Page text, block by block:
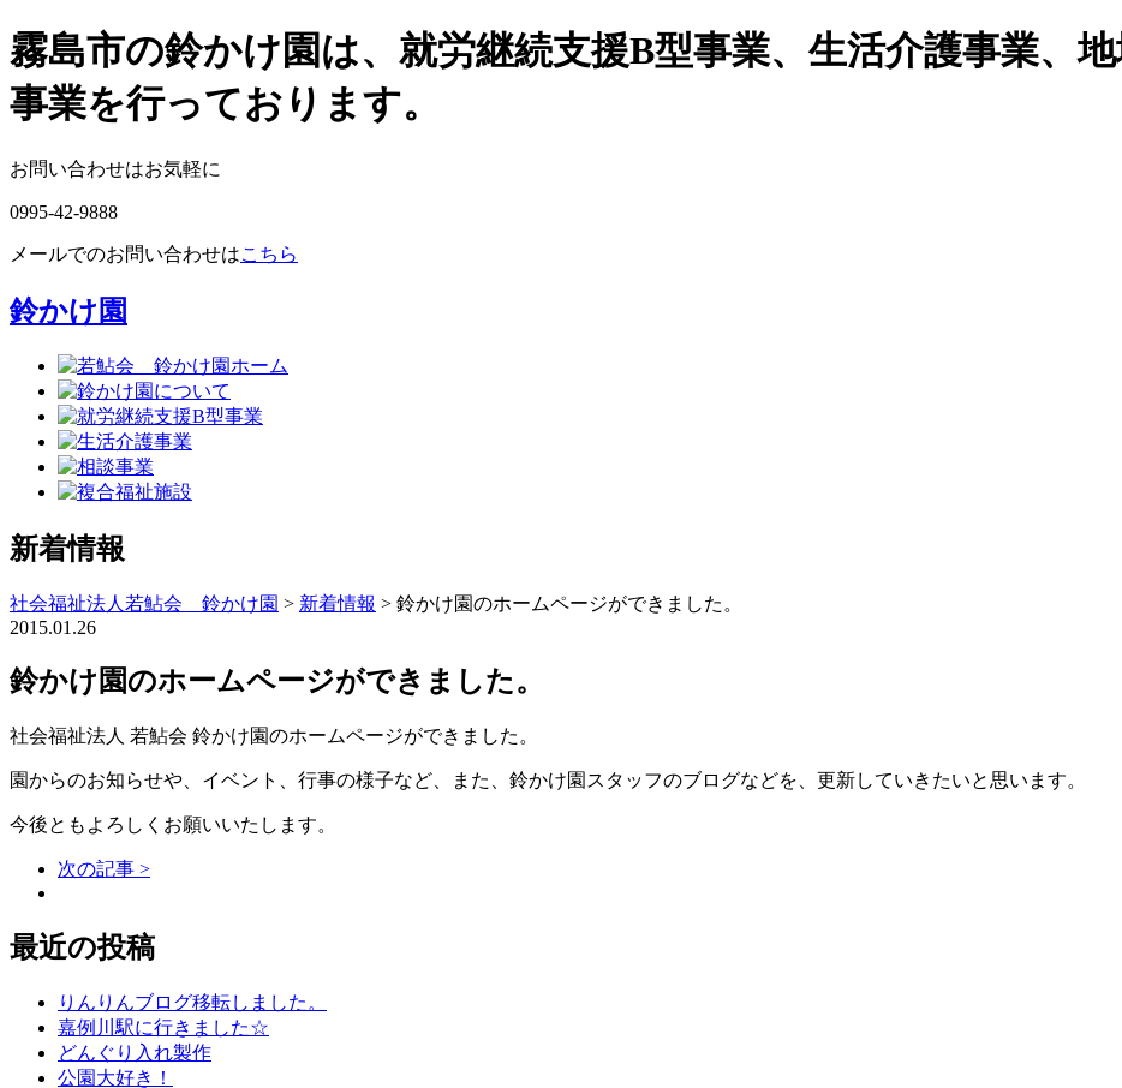
霧島市の鈴かけ園は、就労継続支援B型事業、生活介護事業、
事業を行っております。
お問い合わせはお気軽に
0995-42-9888
メールでのお問い合わせはこちら
鈴かけ園
新着情報
社会福祉法人若鮎会 鈴かけ園 > 新着情報 > 鈴かけ園のホームページができました。
2015.01.26
鈴かけ園のホームページができました。
社会福祉法人 若鮎会 鈴かけ園のホームページができました。
園からのお知らせや、イベント、行事の様子など、また、鈴かけ園スタッフのブログなどを、更新していきたいと思います。
今後ともよろしくお願いいたします。
次の記事 >
最近の投稿
りんりんブログ移転しました。
嘉例川駅に行きました☆
どんぐり入れ製作
公園大好き！